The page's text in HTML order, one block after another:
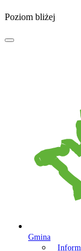
Poziom bliżej
Gmina